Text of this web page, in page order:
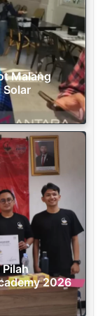
Malang
Solar
2026